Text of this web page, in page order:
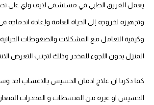
يعمل الفريق الطبي في مستشفى لايف واي على
وتجهيزه لخروجه إلى الحياة العامة وإعادة اندماجه
وكيفية التعامل مع المشكلات والضغوطات
المنزل بدون اللجوء للمخدر وذلك لتجنب التعرض
كما ذكرنا ان علاج ادمان الحشيش بالاعشاب احد
الحشيش او غيره من المنشطات و المخدرات